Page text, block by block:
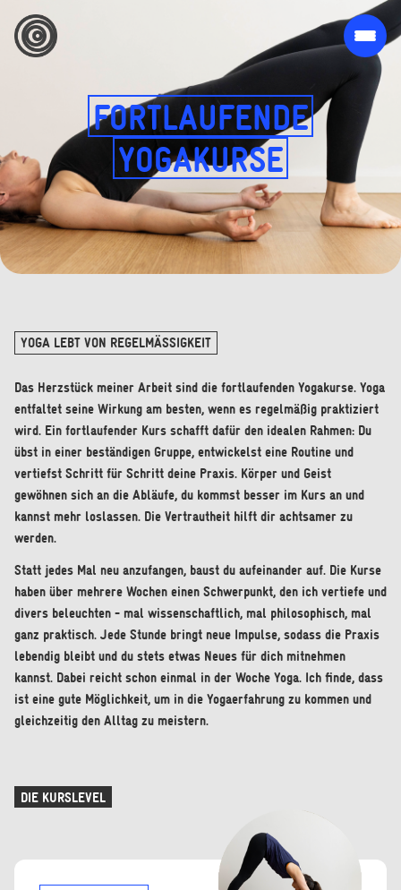
FORTLAUFENDE
YOGAKURSE
YOGA LEBT VON REGELMÄSSIGKEIT
Das Herzstück meiner Arbeit sind die fortlaufenden Yogakurse. Yoga
entfaltet seine Wirkung am besten, wenn es regelmäßig praktiziert
wird. Ein fortlaufender Kurs schafft dafür den idealen Rahmen: Du
übst in einer beständigen Gruppe, entwickelst eine Routine und
vertiefst Schritt für Schritt deine Praxis. Körper und Geist
gewöhnen sich an die Abläufe, du kommst besser im Kurs an und
kannst mehr loslassen. Die Vertrautheit hilft dir achtsamer zu
werden.
Statt jedes Mal neu anzufangen, baust du aufeinander auf. Die Kurse
haben über mehrere Wochen einen Schwerpunkt, den ich vertiefe und
divers beleuchten - mal wissenschaftlich, mal philosophisch, mal
ganz praktisch. Jede Stunde bringt neue Impulse, sodass die Praxis
lebendig bleibt und du stets etwas Neues für dich mitnehmen
kannst. Dabei reicht schon einmal in der Woche Yoga. Ich finde, dass
ist eine gute Möglichkeit, um in die Yogaerfahrung zu kommen und
gleichzeitig den Alltag zu meistern.
DIE KURSLEVEL